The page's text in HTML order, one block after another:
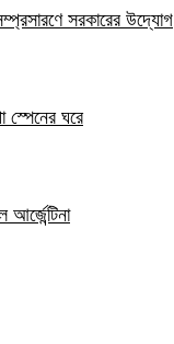
সরকারের উদ্যোগ
স্পেনের ঘরে
আর্জেন্টিনা